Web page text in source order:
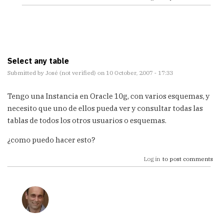
Select any table
Submitted by José (not verified) on 10 October, 2007 - 17:33
Tengo una Instancia en Oracle 10g, con varios esquemas, y
necesito que uno de ellos pueda ver y consultar todas las
tablas de todos los otros usuarios o esquemas.
¿como puedo hacer esto?
Log in to post comments